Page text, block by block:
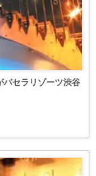
パセラリゾーツ渋谷